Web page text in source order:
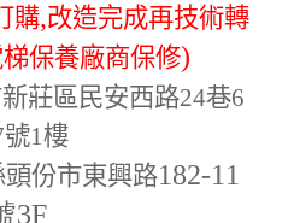
購,改造完成再技術轉
保養廠商保修)
莊區民安西路24巷6
號1樓
頭份市東興路182-11
3F